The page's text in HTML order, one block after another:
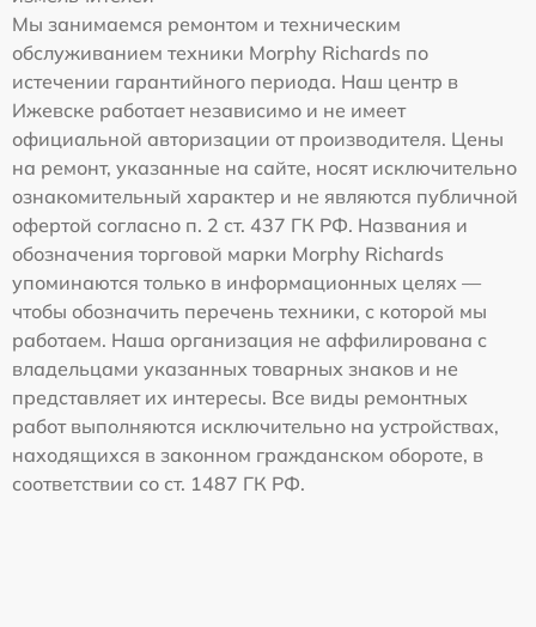
Мы занимаемся ремонтом и техническим
обслуживанием техники Morphy Richards по
истечении гарантийного периода. Наш центр в
Ижевске работает независимо и не имеет
официальной авторизации от производителя. Цены
на ремонт, указанные на сайте, носят исключительно
ознакомительный характер и не являются публичной
офертой согласно п. 2 ст. 437 ГК РФ. Названия и
обозначения торговой марки Morphy Richards
упоминаются только в информационных целях —
чтобы обозначить перечень техники, с которой мы
работаем. Наша организация не аффилирована с
владельцами указанных товарных знаков и не
представляет их интересы. Все виды ремонтных
работ выполняются исключительно на устройствах,
находящихся в законном гражданском обороте, в
соответствии со ст. 1487 ГК РФ.